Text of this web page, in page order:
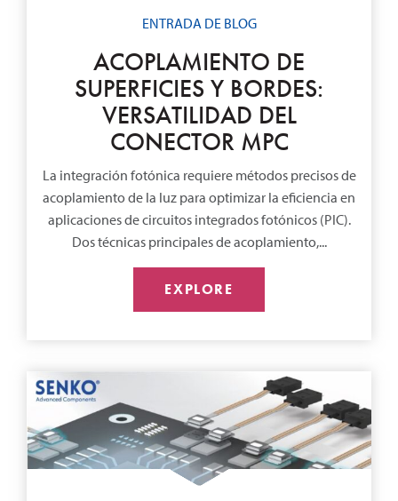
ENTRADA DE BLOG
ACOPLAMIENTO DE
SUPERFICIES Y BORDES:
VERSATILIDAD DEL
CONECTOR MPC
La integración fotónica requiere métodos precisos de
acoplamiento de la luz para optimizar la eficiencia en
aplicaciones de circuitos integrados fotónicos (PIC).
Dos técnicas principales de acoplamiento,...
EXPLORE